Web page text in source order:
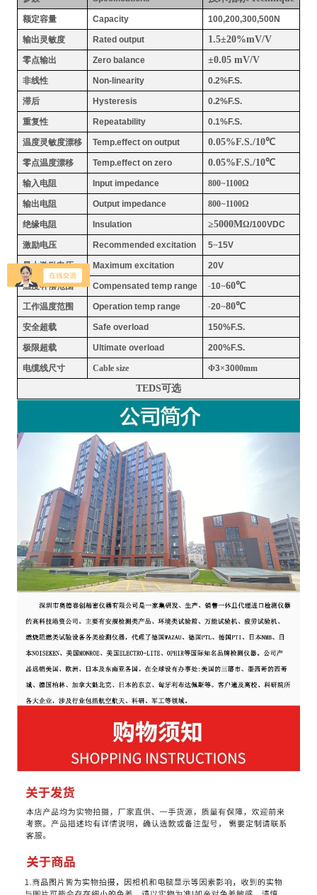
额定容量 Capacity 100,200,300,500N
输出灵敏度 Rated output 1.5±20%mV/V
零点输出 Zero balance ±0.05 mV/V
非线性 Non-linearity 0.2%F.S.
滞后 Hysteresis 0.2%F.S.
重复性 Repeatability 0.1%F.S.
温度灵敏度漂移 Temp.effect on output 0.05%F.S./10℃
零点温度漂移 Temp.effect on zero 0.05%F.S./10℃
输入电阻 Input impedance 800~1100Ω
输出电阻 Output impedance 800~1100Ω
绝缘电阻 Insulation ≥5000MΩ/100VDC
激励电压 Recommended excitation 5~15V
最大激励电压 Maximum excitation 20V
温度补偿范围 Compensated temp range -10~60℃
工作温度范围 Operation temp range -20~80℃
安全超载 Safe overload 150%F.S.
极限超载 Ultimate overload 200%F.S.
电缆线尺寸 Cable size Φ3×3000mm
TEDS可选